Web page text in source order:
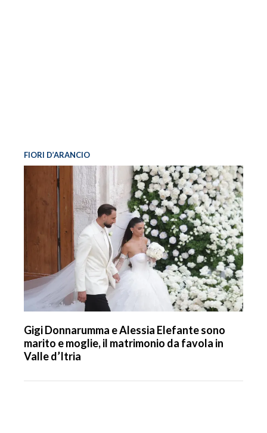
FIORI D’ARANCIO
Gigi Donnarumma e Alessia Elefante sono
marito e moglie, il matrimonio da favola in
Valle d’Itria